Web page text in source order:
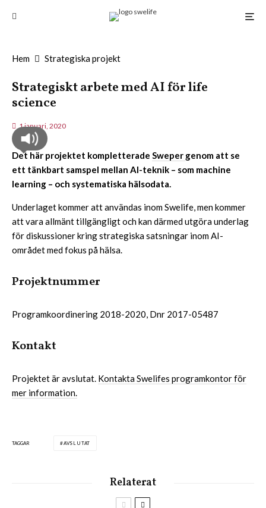
Hem Strategiska projekt
Strategiskt arbete med AI för life
science
1 januari, 2020
Det här projektet kompletterade Sweper genom att se
ett tänkbart samspel mellan AI-teknik – som machine
learning – och systematiska hälsodata.
Underlaget kommer att användas inom Swelife, men kommer
att vara allmänt tillgängligt och kan därmed utgöra underlag
för diskussioner kring strategiska satsningar inom AI-
området med fokus på hälsa.
Projektnummer
Programkoordinering 2018-2020, Dnr 2017-05487
Kontakt
Projektet är avslutat. Kontakta Swelifes programkontor för
mer information.
TAGGAR AVSLUTAT
Relaterat